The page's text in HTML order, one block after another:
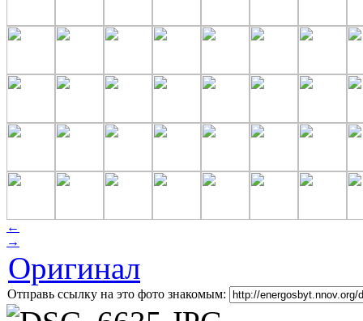
←
→
Оригинал
Отправь ссылку на это фото знакомым: